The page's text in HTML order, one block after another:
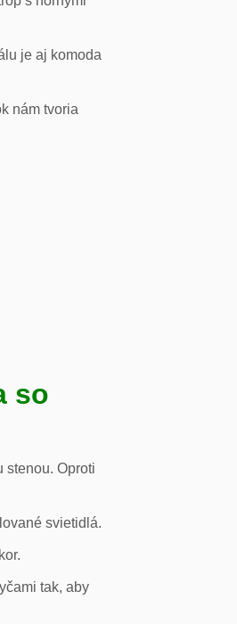
je aj komoda
nám tvoria
so
stenou. Oproti
svietidlá.
tak, aby